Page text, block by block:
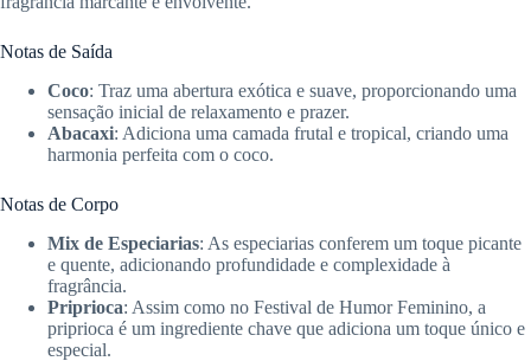
Notas de Saída
Coco: Traz uma abertura exótica e suave, proporcionando uma
sensação inicial de relaxamento e prazer.
Abacaxi: Adiciona uma camada frutal e tropical, criando uma
harmonia perfeita com o coco.
Notas de Corpo
Mix de Especiarias: As especiarias conferem um toque picante
e quente, adicionando profundidade e complexidade à
fragrância.
Priprioca: Assim como no Festival de Humor Feminino, a
priprioca é um ingrediente chave que adiciona um toque único e
especial.